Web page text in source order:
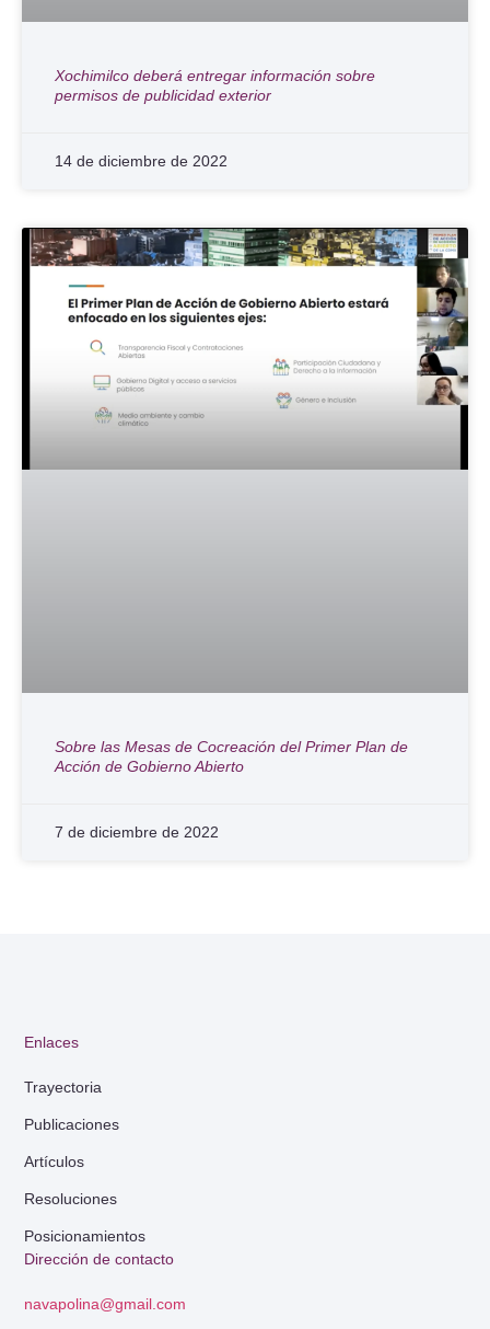
Xochimilco deberá entregar información sobre
permisos de publicidad exterior
14 de diciembre de 2022
Sobre las Mesas de Cocreación del Primer Plan de
Acción de Gobierno Abierto
7 de diciembre de 2022
Dirección de contacto
navapolina@gmail.com
Enlaces
Trayectoria
Publicaciones
Artículos
Resoluciones
Posicionamientos